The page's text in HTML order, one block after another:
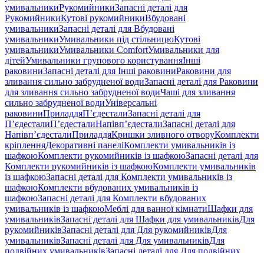
умивальникиРукомийникиЗапасні деталі для
РукомийникиКутові рукомийникиВбудовані
умивальникиЗапасні деталі для Вбудовані
умивальникиУмивальники під стільницюКутові
умивальникиУмивальники ComfortУмивальники для
дітейУмивальники групового користуванняІнші
раковиниЗапасні деталі для Інші раковиниРаковини для
зливання сильно забрудненої водиЗапасні деталі для Раковини
для зливання сильно забрудненої водиЧаші для зливання
сильно забрудненої водиУніверсальні
раковиниПриладдяП’єдесталиЗапасні деталі для
П’єдесталиП’єдесталиНапівп’єдесталиЗапасні деталі для
Напівп’єдесталиПриладдяКришки зливного отворуКомплекти
кріпленняДекоративні панеліКомплекти умивальників із
шафкоюКомплекти рукомийників із шафкоюЗапасні деталі для
Комплекти рукомийників із шафкоюКомплекти умивальників
із шафкоюЗапасні деталі для Комплекти умивальників із
шафкоюКомплекти вбудованих умивальників із
шафкоюЗапасні деталі для Комплекти вбудованих
умивальників із шафкоюМеблі для ванної кімнатиШафки для
умивальниківЗапасні деталі для Шафки для умивальниківДля
рукомийниківЗапасні деталі для Для рукомийниківДля
умивальниківЗапасні деталі для Для умивальниківДля
подвійних умивальниківЗапасні деталі для Для подвійних